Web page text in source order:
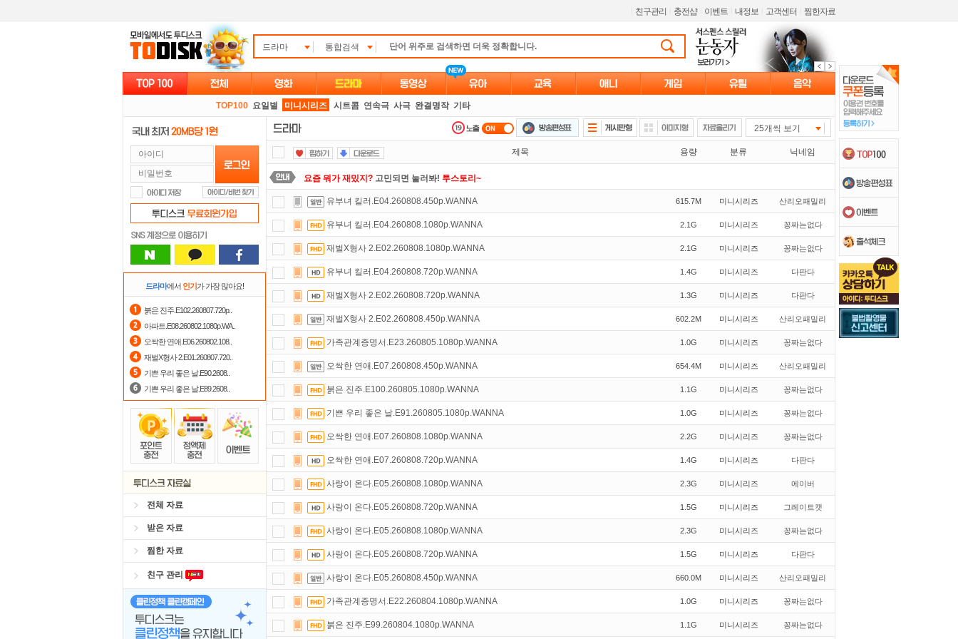
친구관리 충전샵 이벤트 내정보 고객센터 찜한자료
드라마 통합검색
TOP100 요일별 미니시리즈 시트콤 연속극 사극 완결명작 기타
드라마에서 인기가 가장 많아요!
붉은 진주.E102.260807.720p..
아파트.E08.260802.1080p.WA..
오싹한 연애.E06.260802.108..
재벌X형사 2.E01.260807.720..
기쁜 우리 좋은 날.E90.2608..
기쁜 우리 좋은 날.E89.2608..
전체 자료
받은 자료
찜한 자료
친구 관리
25개씩 보기
제목 용량 분류 닉네임
요즘 뭐가 재밌지? 고민되면 눌러봐! 투스토리~
포인트할인쿠폰 사용방법안내
댓글만 잘써도무료 포인트를 드립니다!
자녀보호기능으로 가족과 함께 투디스크를 이용하세요~
정액제할인쿠폰 사용방법안내
숨어있는 카드 마일리지 조회하고100% 무료충전!
스마트TV로 투디스크영화,드라마,예능보자!
유부녀 킬러.E04.260808.450p.WANNA 615.7M 미니시리즈 산리오패밀리
유부녀 킬러.E04.260808.1080p.WANNA 2.1G 미니시리즈 꽁짜는없다
재벌X형사 2.E02.260808.1080p.WANNA 2.1G 미니시리즈 꽁짜는없다
유부녀 킬러.E04.260808.720p.WANNA 1.4G 미니시리즈 다판다
재벌X형사 2.E02.260808.720p.WANNA 1.3G 미니시리즈 다판다
재벌X형사 2.E02.260808.450p.WANNA 602.2M 미니시리즈 산리오패밀리
가족관계증명서.E23.260805.1080p.WANNA 1.0G 미니시리즈 꽁짜는없다
오싹한 연애.E07.260808.450p.WANNA 654.4M 미니시리즈 산리오패밀리
붉은 진주.E100.260805.1080p.WANNA 1.1G 미니시리즈 꽁짜는없다
기쁜 우리 좋은 날.E91.260805.1080p.WANNA 1.0G 미니시리즈 꽁짜는없다
오싹한 연애.E07.260808.1080p.WANNA 2.2G 미니시리즈 꽁짜는없다
오싹한 연애.E07.260808.720p.WANNA 1.4G 미니시리즈 다판다
사랑이 온다.E05.260808.1080p.WANNA 2.3G 미니시리즈 에이버
사랑이 온다.E05.260808.720p.WANNA 1.5G 미니시리즈 그레이트캣
사랑이 온다.E05.260808.1080p.WANNA 2.3G 미니시리즈 꽁짜는없다
사랑이 온다.E05.260808.720p.WANNA 1.5G 미니시리즈 다판다
사랑이 온다.E05.260808.450p.WANNA 660.0M 미니시리즈 산리오패밀리
가족관계증명서.E22.260804.1080p.WANNA 1.0G 미니시리즈 꽁짜는없다
붉은 진주.E99.260804.1080p.WANNA 1.1G 미니시리즈 꽁짜는없다